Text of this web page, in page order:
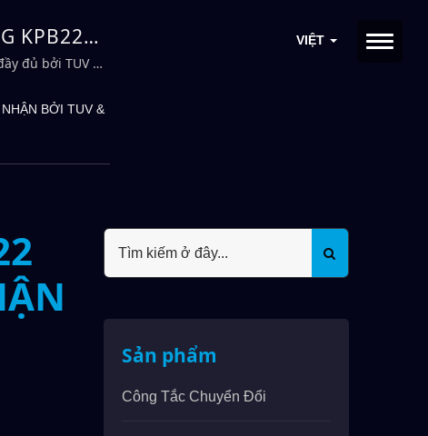
VIỆT
KPB22
& ENEC |
đủ bởi TUV &
BỞI TUV &
Sản phẩm
Công Tắc Chuyển Đổi